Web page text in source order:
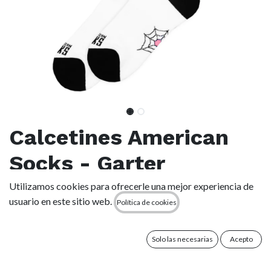
Calcetines American
Socks - Garter
(0 reseña)
-Largo medio-alto: hasta la mitad de la pantorrilla.
-Composición: 67% algodón, 21% poliamida, 6% poliéster,
Utilizamos cookies para ofrecerle una mejor experiencia de
usuario en este sitio web.
Política de cookies
Solo las necesarias Acepto